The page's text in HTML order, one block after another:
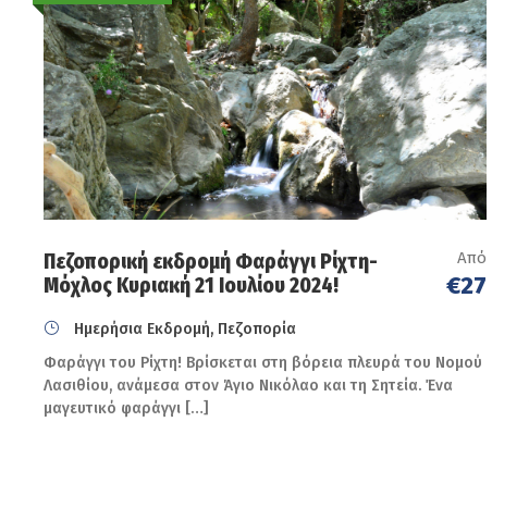
Πεζοπορική εκδρομή Φαράγγι Ρίχτη-
Μόχλος Κυριακή 21 Ιουλίου 2024!
Από
€27
Ημερήσια Εκδρομή, Πεζοπορία
Φαράγγι του Ρίχτη! Βρίσκεται στη βόρεια πλευρά του Νομού
Λασιθίου, ανάμεσα στον Άγιο Νικόλαο και τη Σητεία. Ένα
μαγευτικό φαράγγι […]